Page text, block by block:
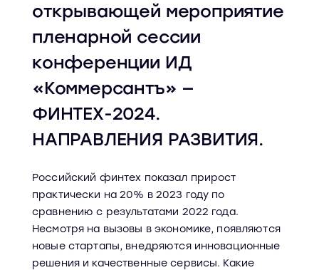
открывающей мероприятие
пленарной сессии
конференции ИД
«Коммерсантъ» —
ФИНТЕХ-2024.
НАПРАВЛЕНИЯ РАЗВИТИЯ.
Российский финтех показал прирост
практически на 20% в 2023 году по
сравнению с результатами 2022 года.
Несмотря на вызовы в экономике, появляются
новые стартапы, внедряются инновационные
решения и качественные сервисы. Какие